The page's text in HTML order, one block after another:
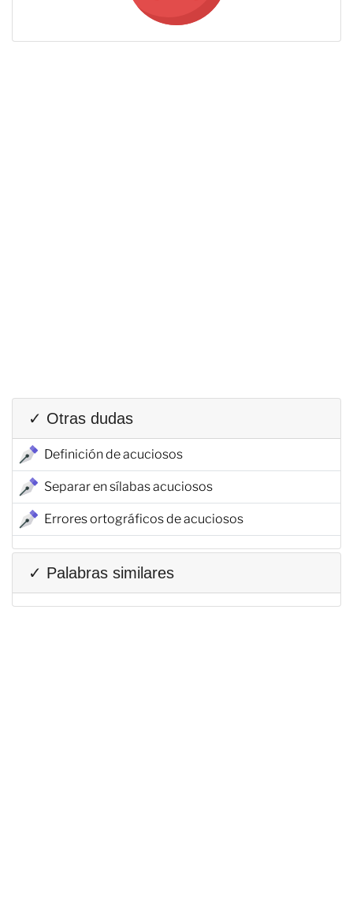
✓ Otras dudas
Definición de acuciosos
Separar en sílabas acuciosos
Errores ortográficos de acuciosos
✓ Palabras similares